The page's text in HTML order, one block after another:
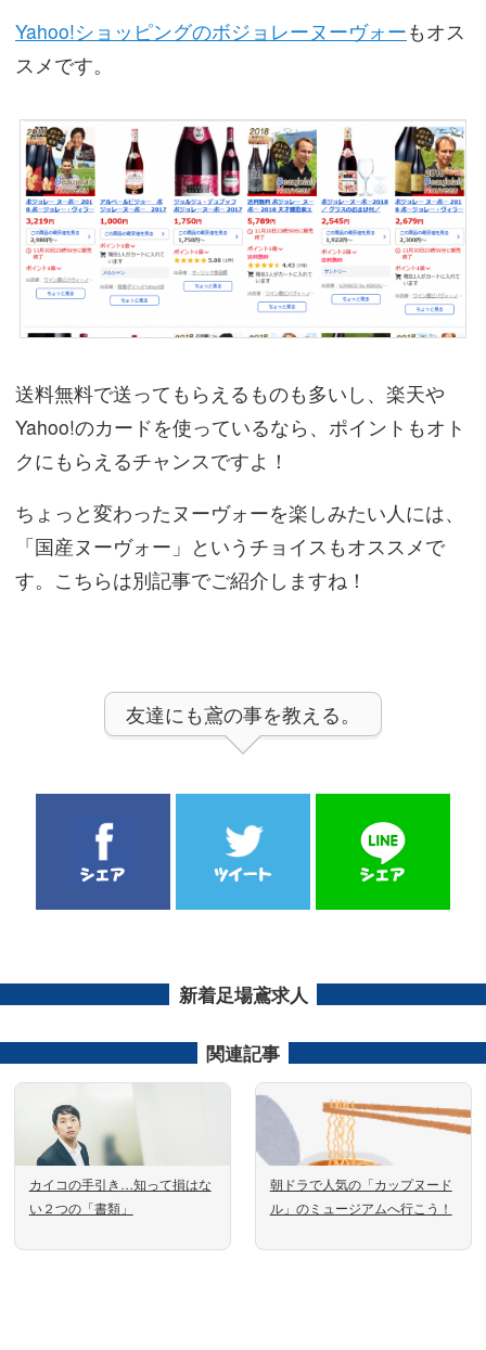
Yahoo!ショッピングのボジョレーヌーヴォーもオス
スメです。
送料無料で送ってもらえるものも多いし、楽天や
Yahoo!のカードを使っているなら、ポイントもオト
クにもらえるチャンスですよ！
ちょっと変わったヌーヴォーを楽しみたい人には、
「国産ヌーヴォー」というチョイスもオススメで
す。こちらは別記事でご紹介しますね！
友達にも鳶の事を教える。
新着足場鳶求人
関連記事
カイコの手引き…知って損はな
い２つの「書類」
朝ドラで人気の「カップヌード
ル」のミュージアムへ行こう！